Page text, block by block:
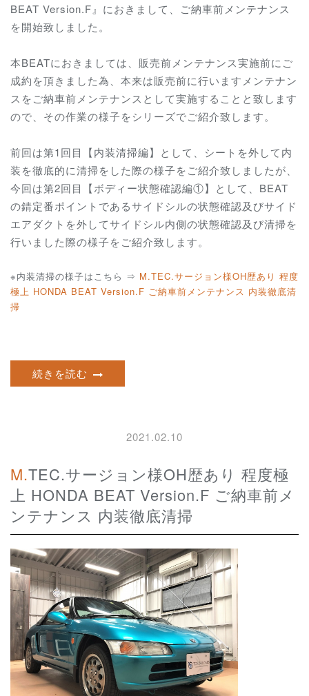
BEAT Version.F』におきまして、ご納車前メンテナンス
を開始致しました。
本BEATにおきましては、販売前メンテナンス実施前にご
成約を頂きました為、本来は販売前に行いますメンテナン
スをご納車前メンテナンスとして実施することと致します
ので、その作業の様子をシリーズでご紹介致します。
前回は第1回目【内装清掃編】として、シートを外して内
装を徹底的に清掃をした際の様子をご紹介致しましたが、
今回は第2回目【ボディー状態確認編①】として、BEAT
の錆定番ポイントであるサイドシルの状態確認及びサイド
エアダクトを外してサイドシル内側の状態確認及び清掃を
行いました際の様子をご紹介致します。
※内装清掃の様子はこちら ⇒ M.TEC.サージョン様OH歴あり 程度
極上 HONDA BEAT Version.F ご納車前メンテナンス 内装徹底清
掃
続きを読む
2021.02.10
M.TEC.サージョン様OH歴あり 程度極
上 HONDA BEAT Version.F ご納車前メ
ンテナンス 内装徹底清掃